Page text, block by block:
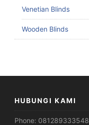
Venetian Blinds
Wooden Blinds
HUBUNGI KAMI
Phone: 081289333548